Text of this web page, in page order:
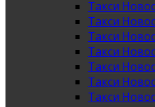
Такси
Такси
Такси
Такси
Такси
Такси
Такси